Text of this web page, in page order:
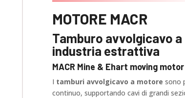
MOTORE MACR
Tamburo avvolgicavo
industria estrattiva
MACR Mine & Ehart moving
I tamburi avvolgicavo a motore sono
continuo, supportando cavi di grandi